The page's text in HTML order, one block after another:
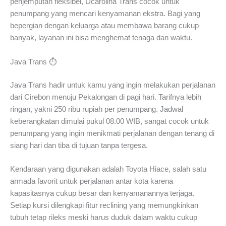
penjemputan fleksibel, Dcarolina Trans cocok untuk
penumpang yang mencari kenyamanan ekstra. Bagi yang
bepergian dengan keluarga atau membawa barang cukup
banyak, layanan ini bisa menghemat tenaga dan waktu.
Java Trans ⏱️
Java Trans hadir untuk kamu yang ingin melakukan perjalanan
dari Cirebon menuju Pekalongan di pagi hari. Tarifnya lebih
ringan, yakni 250 ribu rupiah per penumpang. Jadwal
keberangkatan dimulai pukul 08.00 WIB, sangat cocok untuk
penumpang yang ingin menikmati perjalanan dengan tenang di
siang hari dan tiba di tujuan tanpa tergesa.
Kendaraan yang digunakan adalah Toyota Hiace, salah satu
armada favorit untuk perjalanan antar kota karena
kapasitasnya cukup besar dan kenyamanannya terjaga.
Setiap kursi dilengkapi fitur reclining yang memungkinkan
tubuh tetap rileks meski harus duduk dalam waktu cukup